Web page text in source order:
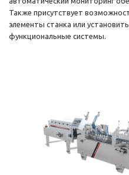
Также присутствует
элементы станка или
функциональные системы.